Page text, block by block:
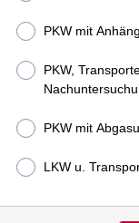
PKW mit
PKW,
PKW mit
LKW u.